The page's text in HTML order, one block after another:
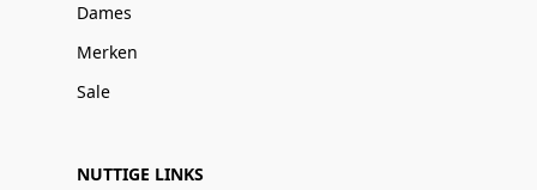
Dames
Merken
Sale
NUTTIGE LINKS